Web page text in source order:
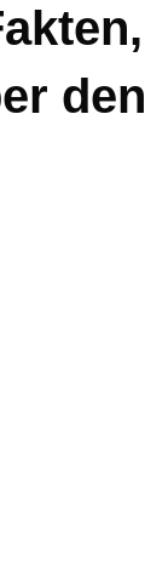
den